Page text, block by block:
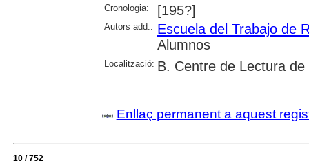
Cronologia: [195?]
Autors add.: Escuela del Trabajo de
Alumnos
Localització: B. Centre de Lectura de
Enllaç permanent a aquest
10 / 752